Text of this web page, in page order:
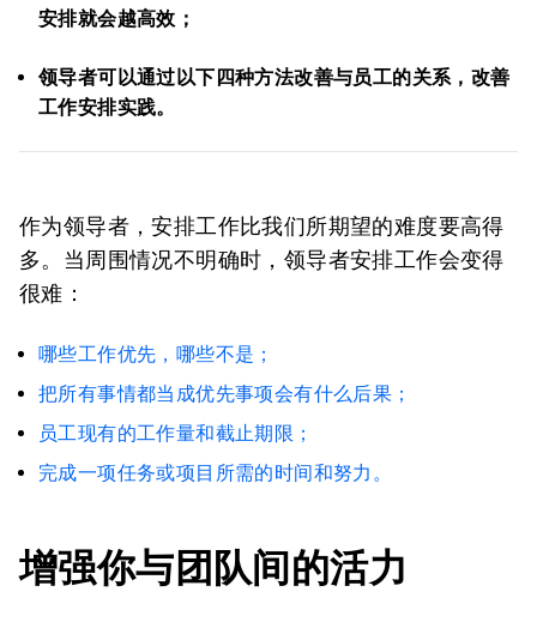
安排就会越高效；
领导者可以通过以下四种方法改善与员工的关系，改善
工作安排实践。
作为领导者，安排工作比我们所期望的难度要高得
多。当周围情况不明确时，领导者安排工作会变得
很难：
哪些工作优先，哪些不是；
把所有事情都当成优先事项会有什么后果；
员工现有的工作量和截止期限；
完成一项任务或项目所需的时间和努力。
增强你与团队间的活力